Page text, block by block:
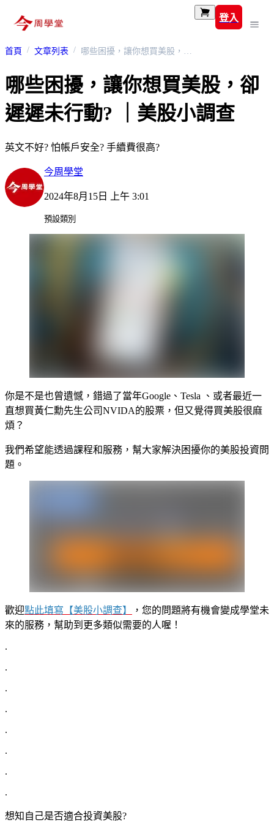
登入
首頁 文章列表 哪些困擾，讓你想買美股，卻遲遲未行動? ｜美股小調查
哪些困擾，讓你想買美股，卻
遲遲未行動? ｜美股小調查
英文不好? 怕帳戶安全? 手續費很高?
今周學堂
2024年8月15日 上午 3:01
預設類別
你是不是也曾遺憾，錯過了當年Google、Tesla 、或者最近一
直想買黃仁勳先生公司NVIDA的股票，但又覺得買美股很麻
煩？
我們希望能透過課程和服務，幫大家解決困擾你的美股投資問
題。
歡迎點此填寫【美股小調查】
，您的問題將有機會變成學堂未
來的服務，幫助到更多類似需要的人喔！
.
.
.
.
.
.
.
.
想知自己是否適合投資美股?